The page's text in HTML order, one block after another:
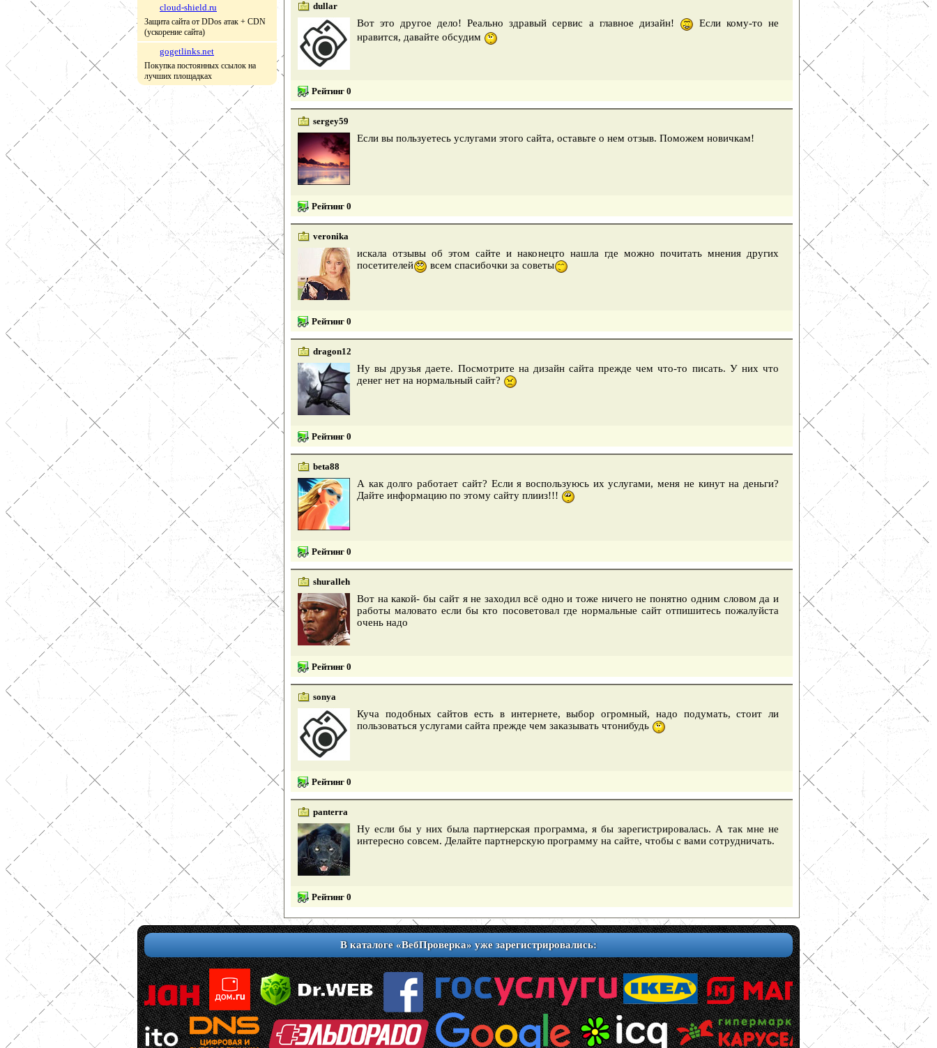
cloud-shield.ru
Защита сайта от DDos атак + CDN
(ускорение сайта)
gogetlinks.net
Покупка постоянных ссылок на
лучших площадках
dullar
Вот это другое дело! Реально здравый сервис а главное дизайн!
Если кому-то не
нравится, давайте обсудим
Рейтинг 0
sergey59
Если вы пользуетесь услугами этого сайта, оставьте о нем отзыв. Поможем новичкам!
Рейтинг 0
veronika
искала отзывы об этом сайте и наконецто нашла где можно почитать мнения других
посетителей
всем спасибочки за советы
Рейтинг 0
dragon12
Ну вы друзья даете. Посмотрите на дизайн сайта прежде чем что-то писать. У них что
денег нет на нормальный сайт?
Рейтинг 0
beta88
А как долго работает сайт? Если я воспользуюсь их услугами, меня не кинут на деньги?
Дайте информацию по этому сайту плииз!!!
Рейтинг 0
shuralleh
Вот на какой- бы сайт я не заходил всё одно и тоже ничего не понятно одним словом да и
работы маловато если бы кто посоветовал где нормальные сайт отпишитесь пожалуйста
очень надо
Рейтинг 0
sonya
Куча подобных сайтов есть в интернете, выбор огромный, надо подумать, стоит ли
пользоваться услугами сайта прежде чем заказывать чтонибудь
Рейтинг 0
panterra
Ну если бы у них была партнерская программа, я бы зарегистрировалась. А так мне не
интересно совсем. Делайте партнерскую программу на сайте, чтобы с вами сотрудничать.
Рейтинг 0
В каталоге «ВебПроверка» уже зарегистрировались: